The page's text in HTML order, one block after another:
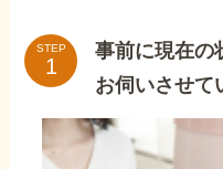
STEP
事前に現在の
お伺いさせて